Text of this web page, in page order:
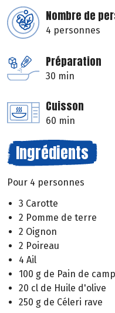
Nombre de
4 personnes
Préparation
30 min
Cuisson
60 min
Ingrédients
Pour 4 personnes
3 Carotte
2 Pomme de terre
2 Oignon
2 Poireau
4 Ail
100 g de Pain de
20 cl de Huile d'olive
250 g de Céleri rave